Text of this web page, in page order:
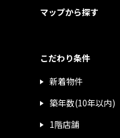
マップから探す
こだわり条件
新着物件
築年数(10年以内)
1階店舗